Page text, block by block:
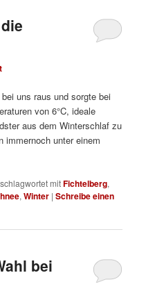
uns raus und sorgte bei
von 6°C, ideale
aus dem Winterschlaf zu
immernoch unter einem
mitFichtelberg,
,Winter |Schreibe einen
bei